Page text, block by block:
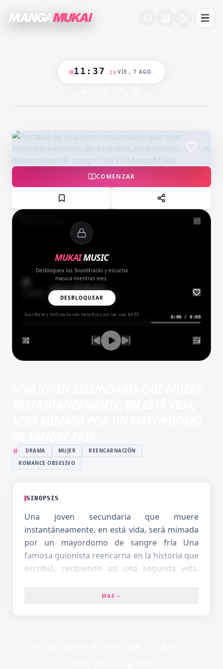
MANGA MUKAI
11 : 37 24 VIE., 7 AGO.
COLOR
COMENZAR
MUKAIMUSIC
Desbloquea los Soundtracks y escucha
masica mientras lees.
DESBLOQUEAR
Suscríbete y disfruta de más beneficios por tan solo $4.99
Amor del Bueno
BALADA
0:00 /0:00
DRAMA MUJER
REENCARNACIÓN
ROMANCE OBSESIVO
SINOPSIS
Una joven secundaria que muere
instantáneamente, en está vida, será mimada
por un mayordomo de sangre fría Una
famosa guionista reencarna en la historia que
escribió, recibiendo así una segunda vida.
bebe llamada Alice, un personaje secundario
MAS